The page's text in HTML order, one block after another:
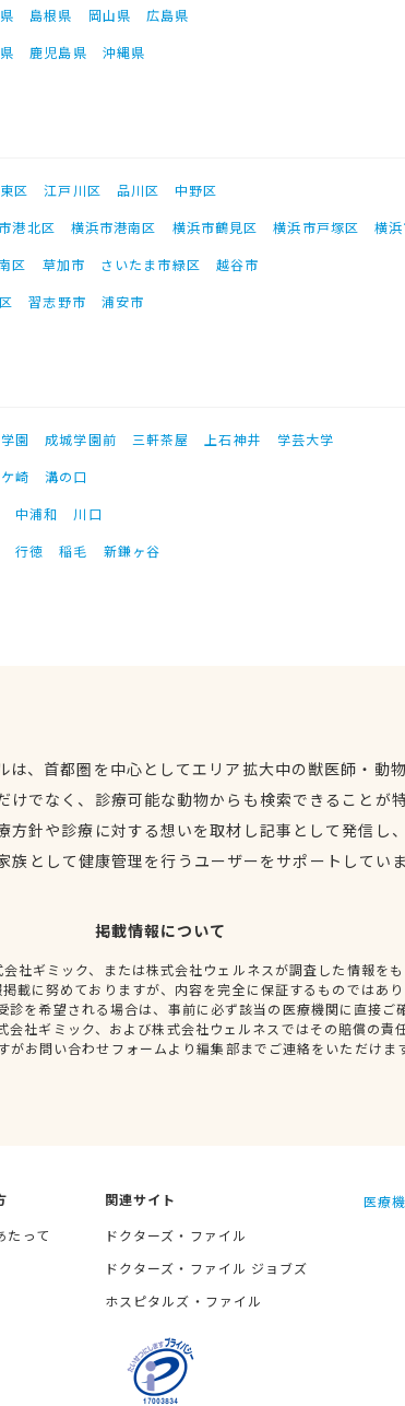
島根県 岡山県
広島県
鹿児島県 沖縄県
区 江戸川区 品川区
中野区
港北区 横浜市港南区 横浜市鶴見区 横浜市戸塚区
横
区 草加市 さいたま市緑区
越谷市
習志野市 浦安市
園 成城学園前 三軒茶屋 上石神井
学芸大学
崎
溝の口
中浦和
川口
行徳 稲毛 新鎌ヶ谷
は、首都圏を中心としてエリア拡大中の獣医師・動
けでなく、診療可能な動物からも検索できることが
方針や診療に対する想いを取材し記事として発信し
族として健康管理を行うユーザーをサポートしてい
掲載情報について
社ギミック、または株式会社ウェルネスが調査した情報を
載に努めておりますが、内容を完全に保証するものではあ
診を希望される場合は、事前に必ず該当の医療機関に直接ご
会社ギミック、および株式会社ウェルネスではその賠償の責
がお問い合わせフォームより編集部までご連絡をいただけま
たって
関連サイト
ドクターズ・ファイル
ドクターズ・ファイル ジョブズ
ホスピタルズ・ファイル
医療